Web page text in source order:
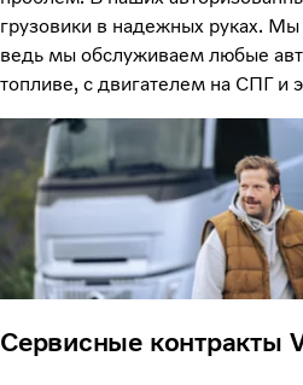
грузовики в надежных руках.
ведь мы обслуживаем любые
топливе, с двигателем на СПГ и
Сервисные контракты